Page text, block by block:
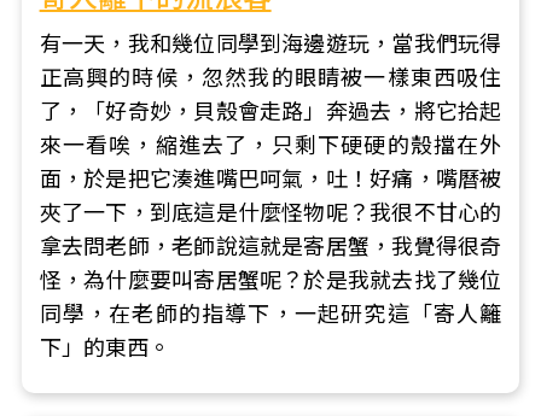
有一天，我和幾位同學到海邊遊玩，當我們玩得
正高興的時候，忽然我的眼睛被一樣東西吸住
了，「好奇妙，貝殼會走路」奔過去，將它拾起
來一看唉，縮進去了，只剩下硬硬的殼擋在外
面，於是把它湊進嘴巴呵氣，吐！好痛，嘴曆被
夾了一下，到底這是什麼怪物呢？我很不甘心的
拿去問老師，老師說這就是寄居蟹，我覺得很奇
怪，為什麼要叫寄居蟹呢？於是我就去找了幾位
同學，在老師的指導下，一起研究這「寄人籬
下」的東西。